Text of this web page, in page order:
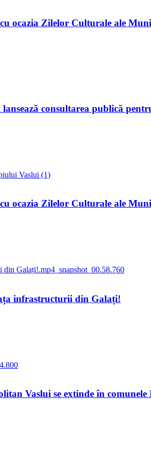
ocazia Zilelor Culturale ale
consultarea publică
ocazia Zilelor Culturale ale
infrastructurii din Galați!
Vaslui se extinde în